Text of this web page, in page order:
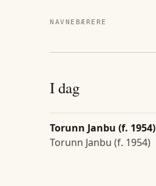
NAVNEBÆRERE
I dag
Torunn Janbu (f. 1954)
Torunn Janbu (f. 1954)